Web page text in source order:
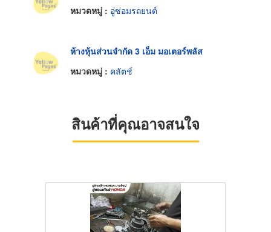
หมวดหมู่ : อู่ซ่อมรถยนต์
ห้างหุ้นส่วนจำกัด 3 เอ็ม มอเตอร์พลัส
หมวดหมู่ : คลัตช์
สินค้าที่คุณอาจสนใจ